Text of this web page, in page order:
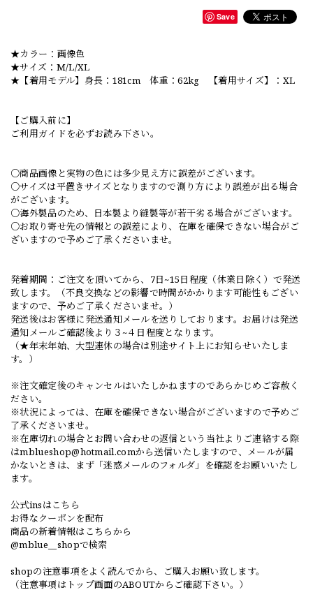
Save
★カラー：画像色
★サイズ：M/L/XL
★【着用モデル】身長：181cm 体重：62kg 【着用サイズ】：XL
【ご購入前に】
ご利用ガイドを必ずお読み下さい。
○商品画像と実物の色には多少見え方に誤差がございます。
○サイズは平置きサイズとなりますので測り方により誤差が出る場合
がございます。
○海外製品のため、日本製より縫製等が若干劣る場合がございます。
○お取り寄せ先の情報との誤差により、在庫を確保できない場合がご
ざいますので予めご了承くださいませ。
発着期間：ご注文を頂いてから、7日~15日程度（休業日除く）で発送
致します。（不良交換などの影響で時間がかかります可能性もござい
ますので、予めご了承くださいませ。）
発送後はお客様に発送通知メールを送りしております。お届けは発送
通知メールご確認後より３~４日程度となります。
（★年末年始、大型連休の場合は別途サイト上にお知らせいたしま
す。）
※注文確定後のキャンセルはいたしかねますのであらかじめご容赦く
ださい。
※状況によっては、在庫を確保できない場合がございますので予めご
了承くださいませ。
※在庫切れの場合とお問い合わせの返信という当社よりご連絡する際
はmblueshop@hotmail.comから送信いたしますので、メールが届
かないときは、まず「迷惑メールのフォルダ」を確認をお願いいたし
ます。
公式insはこちら
お得なクーポンを配布
商品の新着情報はこちらから
@mblue__shopで検索
shopの注意事項をよく読んでから、ご購入お願い致します。
（注意事項はトップ画面のABOUTからご確認下さい。）